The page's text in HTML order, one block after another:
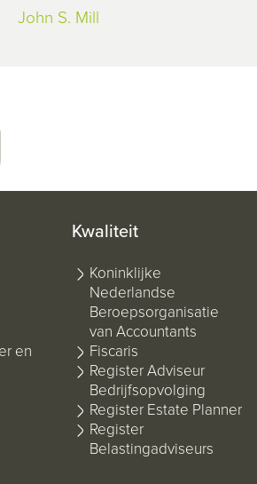
John S. Mill
en
Kwaliteit
Koninklijke
Nederlandse
Beroepsorganisatie
van Accountants
Fiscaris
Register Adviseur
Bedrijfsopvolging
Register Estate Planner
Register
Belastingadviseurs